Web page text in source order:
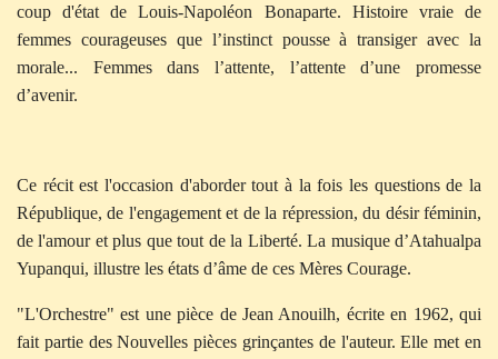
coup d'état de Louis-Napoléon Bonaparte. Histoire vraie de
femmes courageuses que l’instinct pousse à transiger avec la
morale... Femmes dans l’attente, l’attente d’une promesse
d’avenir.
Ce récit est l'occasion d'aborder tout à la fois les questions de la
République, de l'engagement et de la répression, du désir féminin,
de l'amour et plus que tout de la Liberté. La musique d’Atahualpa
Yupanqui, illustre les états d’âme de ces Mères Courage.
"L'Orchestre" est une pièce de Jean Anouilh, écrite en 1962, qui
fait partie des Nouvelles pièces grinçantes de l'auteur. Elle met en